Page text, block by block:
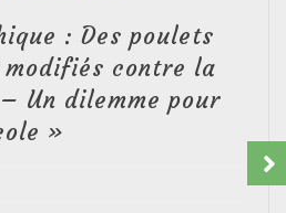
: Des poulets
modifiés contre la
Un dilemme pour
»